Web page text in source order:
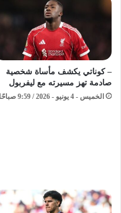
– كوناتي يكشف مأساة شخصية
صادمة تهز مسيرته مع ليفربول
الخميس - 4 يونيو - 2026 / 9:59 صباحًا